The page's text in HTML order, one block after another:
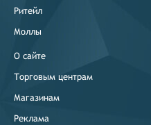
Ритейл
Моллы
О сайте
Торговым центрам
Магазинам
Реклама